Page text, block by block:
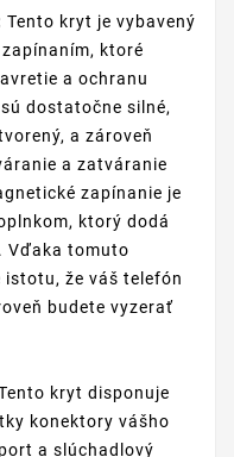
Tento kryt je vybavený
ktoré
a ochranu
dostatočne silné,
a zároveň
a zatváranie
zapínanie je
ktorý dodá
Vďaka tomuto
že váš telefón
budete vyzerať
kryt disponuje
konektory vášho
a slúchadlový